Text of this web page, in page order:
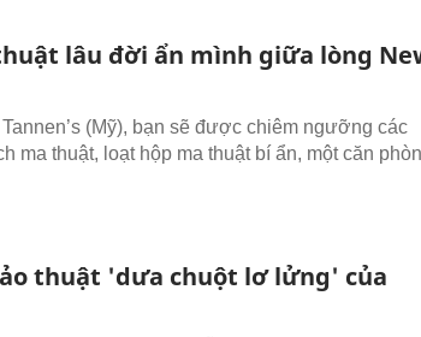
lâu đời ẩn mình giữa lòng
(Mỹ), bạn sẽ được chiêm ngưỡng các
ma thuật, loạt hộp ma thuật bí ẩn, một căn
thuật 'dưa chuột lơ lửng' của